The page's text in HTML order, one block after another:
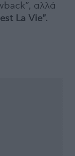
αλλά
La Vie".